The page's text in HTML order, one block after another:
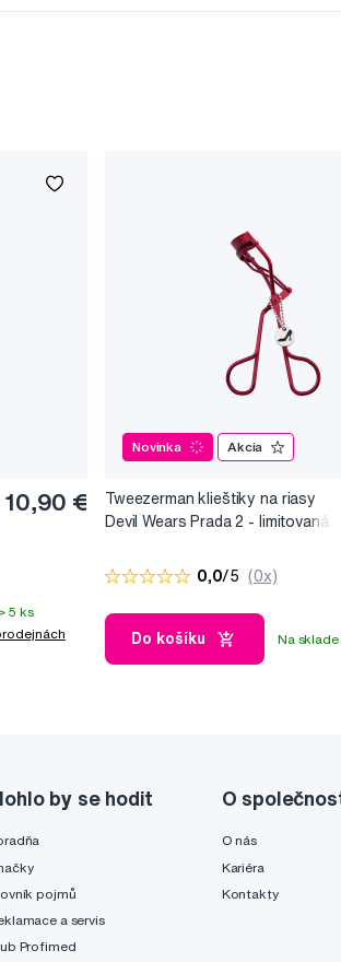
10,90 €
5 ks
Novinka Akcia
Tweezerman klieštiky na riasy
Devil Wears Prada 2 - limitovaná
0,0/5 (0x)
Do košíku Na
by se hodit
pojmů
a servis
Profimed
O
O nás
Kariéra
Kontakty